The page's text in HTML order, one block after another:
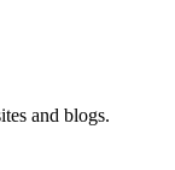
and blogs.